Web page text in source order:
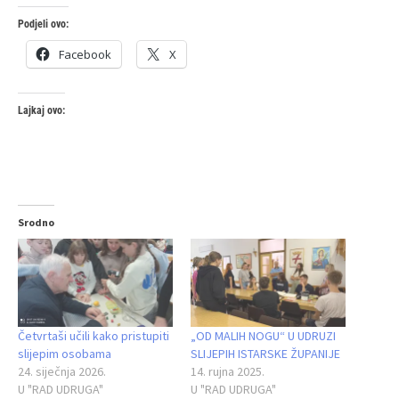
Podjeli ovo:
Facebook X
Lajkaj ovo:
Srodno
Četvrtaši učili kako pristupiti
slijepim osobama
24. siječnja 2026.
U "RAD UDRUGA"
„OD MALIH NOGU“ U UDRUZI
SLIJEPIH ISTARSKE ŽUPANIJE
14. rujna 2025.
U "RAD UDRUGA"